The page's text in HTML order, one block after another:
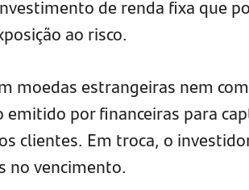
de renda fixa que
ao risco.
moedas estrangeiras nem
por financeiras para
clientes. Em troca, o
no vencimento.